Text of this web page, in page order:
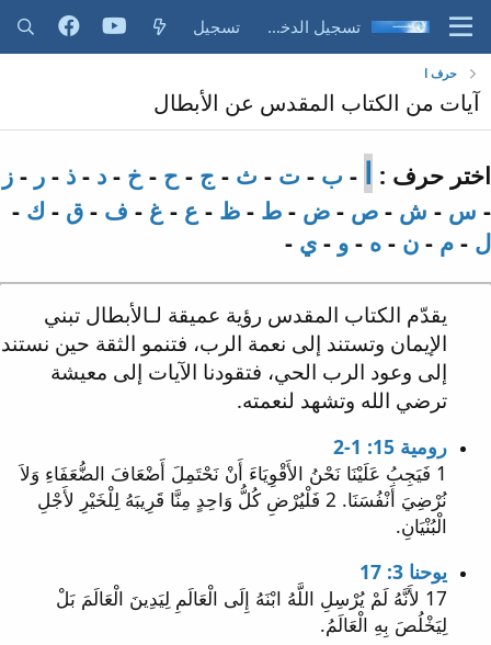
تسجيل الدخول تسجيل
حرف ا
آيات من الكتاب المقدس عن الأبطال
اختر حرف : ا - ب - ت - ث - ج - ح - خ - د - ذ - ر - ز
- س - ش - ص - ض - ط - ظ - ع - غ - ف - ق - ك -
ل - م - ن - ه - و - ي -
يقدّم الكتاب المقدس رؤية عميقة لـالأبطال تبني
الإيمان وتستند إلى نعمة الرب، فتنمو الثقة حين نستند
إلى وعود الرب الحي، فتقودنا الآيات إلى معيشة
ترضي الله وتشهد لنعمته.
رومية 15: 1-2
1 فَيَجِبُ عَلَيْنَا نَحْنُ الأَقْوِيَاءَ أَنْ نَحْتَمِلَ أَضْعَافَ الضُّعَفَاءِ وَلاَ
نُرْضِيَ أَنْفُسَنَا. 2 فَلْيُرْضِ كُلُّ وَاحِدٍ مِنَّا قَرِيبَهُ لِلْخَيْرِ لأَجْلِ
الْبُنْيَانِ.
يوحنا 3: 17
17 لأَنَّهُ لَمْ يُرْسِلِ اللَّهُ ابْنَهُ إِلَى الْعَالَمِ لِيَدِينَ الْعَالَمَ بَلْ
لِيَخْلُصَ بِهِ الْعَالَمُ.